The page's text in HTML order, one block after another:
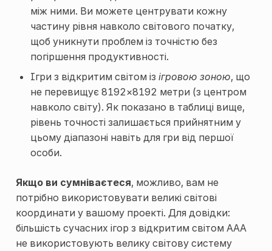
між ними. Ви можете центрувати кожну
частину рівня навколо світового початку,
щоб уникнути проблем із точністю без
погіршення продуктивності.
Ігри з відкритим світом із ігровою зоною, що
не перевищує 8192×8192 метри (з центром
навколо світу). Як показано в таблиці вище,
рівень точності залишається прийнятним у
цьому діапазоні навіть для гри від першої
особи.
Якщо ви сумніваєтеся, можливо, вам не
потрібно використовувати великі світові
координати у вашому проекті. Для довідки:
більшість сучасних ігор з відкритим світом AAA
не використовують велику світову систему